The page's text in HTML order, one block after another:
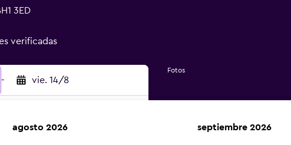
3ED
verificadas
- vie. 14/8
Fotos
agosto 2026 septiembre 2026